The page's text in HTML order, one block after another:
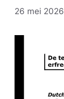
26 mei 2026